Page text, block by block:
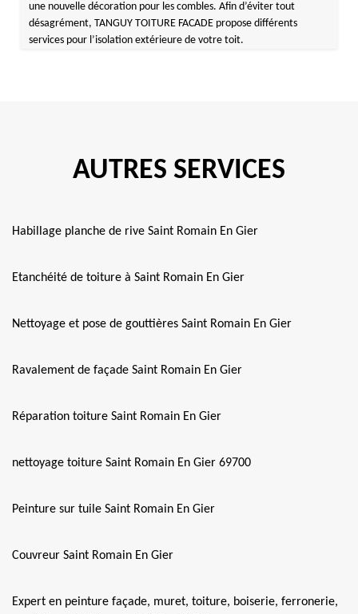
une nouvelle décoration pour les combles. Afin d’éviter tout
désagrément, TANGUY TOITURE FACADE propose différents
services pour l’isolation extérieure de votre toit.
AUTRES SERVICES
Habillage planche de rive Saint Romain En Gier
Etanchéité de toiture à Saint Romain En Gier
Nettoyage et pose de gouttières Saint Romain En Gier
Ravalement de façade Saint Romain En Gier
Réparation toiture Saint Romain En Gier
nettoyage toiture Saint Romain En Gier 69700
Peinture sur tuile Saint Romain En Gier
Couvreur Saint Romain En Gier
Expert en peinture façade, muret, toiture, boiserie, ferronerie,